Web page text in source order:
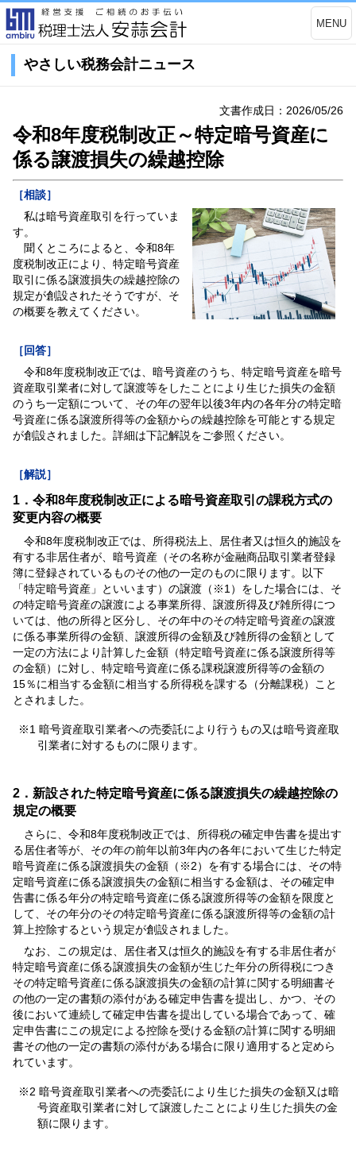
MENU
やさしい税務会計ニュース
文書作成日：2026/05/26
令和8年度税制改正～特定暗号資産に
係る譲渡損失の繰越控除
［相談］
私は暗号資産取引を行っていま
す。
聞くところによると、令和8年
度税制改正により、特定暗号資産
取引に係る譲渡損失の繰越控除の
規定が創設されたそうですが、そ
の概要を教えてください。
［回答］
令和8年度税制改正では、暗号資産のうち、特定暗号資産を暗号
資産取引業者に対して譲渡等をしたことにより生じた損失の金額
のうち一定額について、その年の翌年以後3年内の各年分の特定暗
号資産に係る譲渡所得等の金額からの繰越控除を可能とする規定
が創設されました。詳細は下記解説をご参照ください。
［解説］
1．令和8年度税制改正による暗号資産取引の課税方式の
変更内容の概要
令和8年度税制改正では、所得税法上、居住者又は恒久的施設を
有する非居住者が、暗号資産（その名称が金融商品取引業者登録
簿に登録されているものその他の一定のものに限ります。以下
「特定暗号資産」といいます）の譲渡（※1）をした場合には、そ
の特定暗号資産の譲渡による事業所得、譲渡所得及び雑所得につ
いては、他の所得と区分し、その年中のその特定暗号資産の譲渡
に係る事業所得の金額、譲渡所得の金額及び雑所得の金額として
一定の方法により計算した金額（特定暗号資産に係る譲渡所得等
の金額）に対し、特定暗号資産に係る課税譲渡所得等の金額の
15％に相当する金額に相当する所得税を課する（分離課税）こと
とされました。
※1 暗号資産取引業者への売委託により行うもの又は暗号資産取
引業者に対するものに限ります。
2．新設された特定暗号資産に係る譲渡損失の繰越控除の
規定の概要
さらに、令和8年度税制改正では、所得税の確定申告書を提出す
る居住者等が、その年の前年以前3年内の各年において生じた特定
暗号資産に係る譲渡損失の金額（※2）を有する場合には、その特
定暗号資産に係る譲渡損失の金額に相当する金額は、その確定申
告書に係る年分の特定暗号資産に係る譲渡所得等の金額を限度と
して、その年分のその特定暗号資産に係る譲渡所得等の金額の計
算上控除するという規定が創設されました。
なお、この規定は、居住者又は恒久的施設を有する非居住者が
特定暗号資産に係る譲渡損失の金額が生じた年分の所得税につき
その特定暗号資産に係る譲渡損失の金額の計算に関する明細書そ
の他の一定の書類の添付がある確定申告書を提出し、かつ、その
後において連続して確定申告書を提出している場合であって、確
定申告書にこの規定による控除を受ける金額の計算に関する明細
書その他の一定の書類の添付がある場合に限り適用すると定めら
れています。
※2 暗号資産取引業者への売委託により生じた損失の金額又は暗
号資産取引業者に対して譲渡したことにより生じた損失の金
額に限ります。